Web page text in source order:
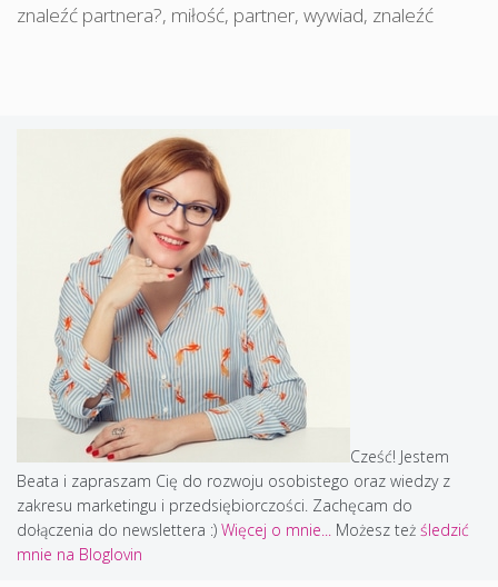
znaleźć partnera?, miłość, partner, wywiad, znaleźć
Cześć! Jestem
Beata i zapraszam Cię do rozwoju osobistego oraz wiedzy z
zakresu marketingu i przedsiębiorczości. Zachęcam do
dołączenia do newslettera :) Więcej o mnie... Możesz też śledzić
mnie na Bloglovin